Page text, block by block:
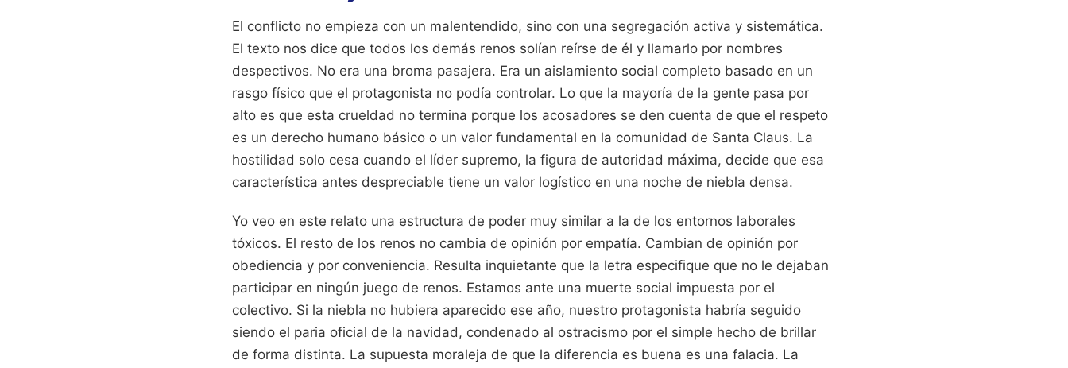
El conflicto no empieza con un malentendido, sino con una segregación activa y sistemática.
El texto nos dice que todos los demás renos solían reírse de él y llamarlo por nombres
despectivos. No era una broma pasajera. Era un aislamiento social completo basado en un
rasgo físico que el protagonista no podía controlar. Lo que la mayoría de la gente pasa por
alto es que esta crueldad no termina porque los acosadores se den cuenta de que el respeto
es un derecho humano básico o un valor fundamental en la comunidad de Santa Claus. La
hostilidad solo cesa cuando el líder supremo, la figura de autoridad máxima, decide que esa
característica antes despreciable tiene un valor logístico en una noche de niebla densa.
Yo veo en este relato una estructura de poder muy similar a la de los entornos laborales
tóxicos. El resto de los renos no cambia de opinión por empatía. Cambian de opinión por
obediencia y por conveniencia. Resulta inquietante que la letra especifique que no le dejaban
participar en ningún juego de renos. Estamos ante una muerte social impuesta por el
colectivo. Si la niebla no hubiera aparecido ese año, nuestro protagonista habría seguido
siendo el paria oficial de la navidad, condenado al ostracismo por el simple hecho de brillar
de forma distinta. La supuesta moraleja de que la diferencia es buena es una falacia. La